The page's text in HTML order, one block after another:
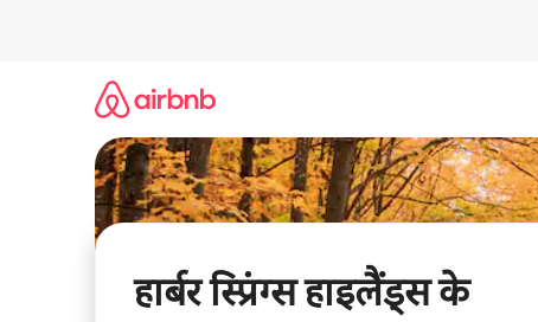
हार्बर स्प्रिंग्स हाइलैंड्स के